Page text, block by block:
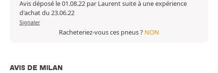
Avis déposé le 01.08.22 par Laurent suite à une expérience
d'achat du 23.06.22
Signaler
Racheteriez-vous ces pneus ? NON
AVIS DE MILAN